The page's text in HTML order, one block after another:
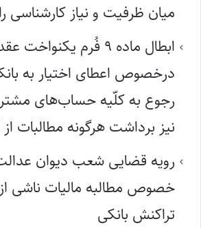
میان ظرفیت و نیاز کارشناسی
ابطال ماده ۹ فُرم
درخصوص اعطای اختیار به
رجوع به کلّیه حساب‌های
نیز برداشت هرگونه مطالبات از
رویه قضایی شعب دیوان
خصوص مطالبه مالیات ناشی
تراکنش بانکی